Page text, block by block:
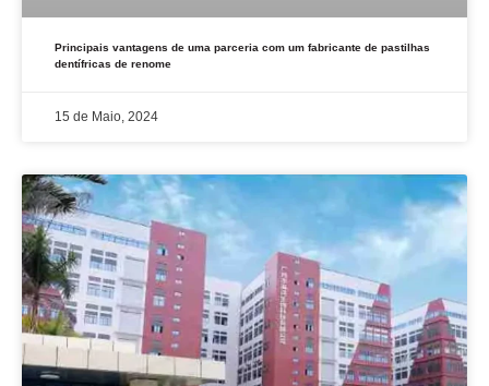
Principais vantagens de uma parceria com um fabricante de pastilhas
dentífricas de renome
15 de Maio, 2024